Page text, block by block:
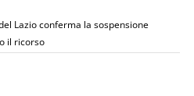
Lazio conferma la sospensione
il ricorso